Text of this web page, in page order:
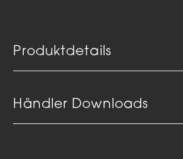
Produktdetails
Händler Downloads